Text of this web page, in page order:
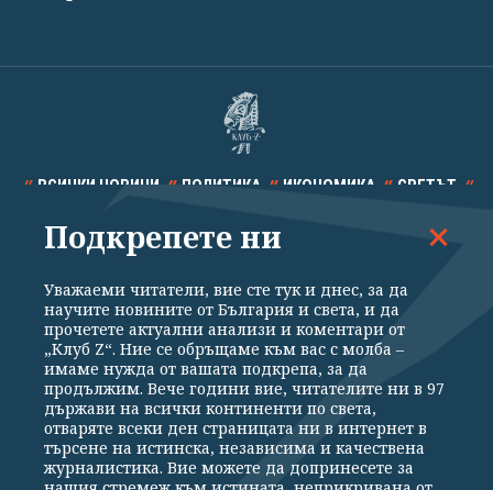
ВСИЧКИ НОВИНИ ПОЛИТИКА ИКОНОМИКА СВЕТЪТ
СПОРТ КУЛТУРА ТЕХНОЛОГИИ КАЛЕЙДОСКОП
Общи условия
Политика за поверителност
Реклама
Партньори Контакти
За Клуб Z
Екип
Подкрепете ни
Подкрепете ни
Уважаеми читатели, вие сте тук и днес, за да
научите новините от България и света, и да
прочетете актуални анализи и коментари от
„Клуб Z“. Ние се обръщаме към вас с молба –
имаме нужда от вашата подкрепа, за да
продължим. Вече години вие, читателите ни в 97
държави на всички континенти по света,
отваряте всеки ден страницата ни в интернет в
търсене на истинска, независима и качествена
журналистика. Вие можете да допринесете за